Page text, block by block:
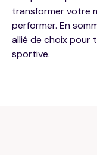
transformer votre
performer. En
allié de choix pour
sportive.